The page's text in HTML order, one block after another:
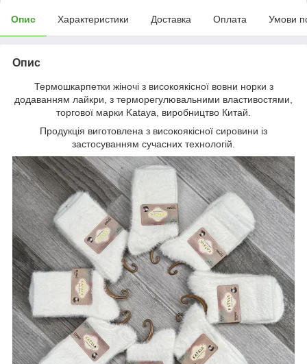
Опис Характеристики Доставка Оплата Умови
Опис
Термошкарпетки жіночі з високоякісної вовни норки з
додаванням лайкри, з терморегулювальними властивостями,
торгової марки Kataya, виробництво Китай.
Продукція виготовлена з високоякісної сировини із
застосуванням сучасних технологій.